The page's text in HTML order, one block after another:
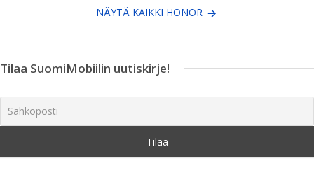
NÄYTÄ KAIKKI HONOR
Tilaa SuomiMobiilin uutiskirje!